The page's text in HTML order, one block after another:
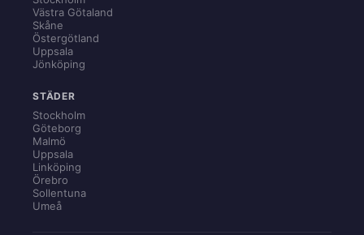
Västra Götaland
Skåne
Östergötland
Uppsala
Jönköping
STÄDER
Stockholm
Göteborg
Malmö
Uppsala
Linköping
Örebro
Sollentuna
Umeå